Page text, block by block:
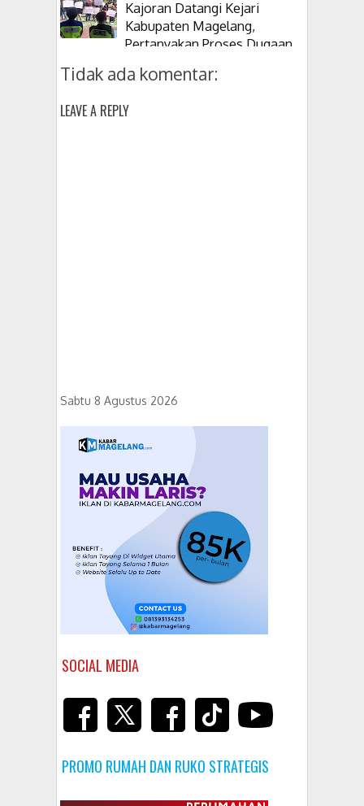
Kajoran Datangi Kejari
Kabupaten Magelang,
Pertanyakan Proses Dugaan
Tidak ada komentar:
LEAVE A REPLY
Sabtu 8 Agustus 2026
SOCIAL MEDIA
PROMO RUMAH DAN RUKO STRATEGIS